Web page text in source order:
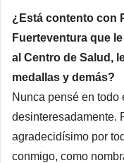
¿Está contento con
Fuerteventura que
al Centro de Salud,
medallas y demás?
Nunca pensé en todo
desinteresadamente.
agradecidísimo por
conmigo, como